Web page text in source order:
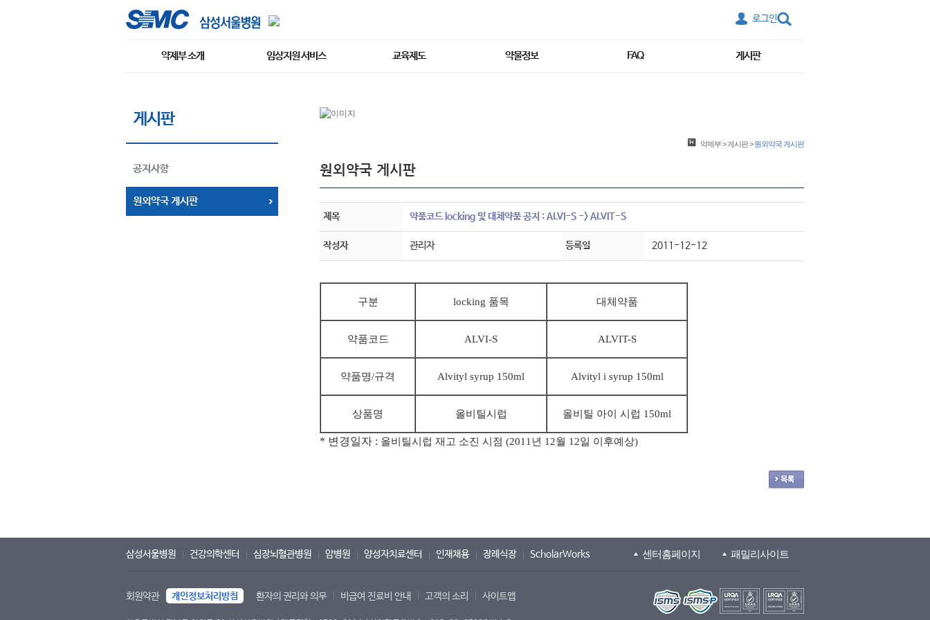
로그인
약제부 소개 임상지원 서비스 교육제도 약물정보 FAQ 게시판
게시판
공지사항
원외약국 게시판
약제부>게시판>원외약국 게시판
원외약국 게시판
제목 약품코드 locking 및 대체약품 공지 : ALVI-S -> ALVIT-S
작성자 관리자 등록일 2011-12-12
구분 locking 품목 대체약품
약품코드 ALVI-S ALVIT-S
약품명/규격 Alvityl syrup 150ml Alvityl i syrup 150ml
상품명 올비틸시럽 올비틸 아이 시럽 150ml
* 변경일자 : 올비틸시럽 재고 소진 시점 (2011년 12월 12일 이후예상)
삼성서울병원 건강의학센터 심장뇌혈관병원 암병원 양성자치료센터 인재채용 장례식장 ScholarWorks 센터홈페이지 패밀리사이트
회원약관 개인정보처리방침 환자의 권리와 의무 비급여 진료비 안내 고객의 소리 사이트맵